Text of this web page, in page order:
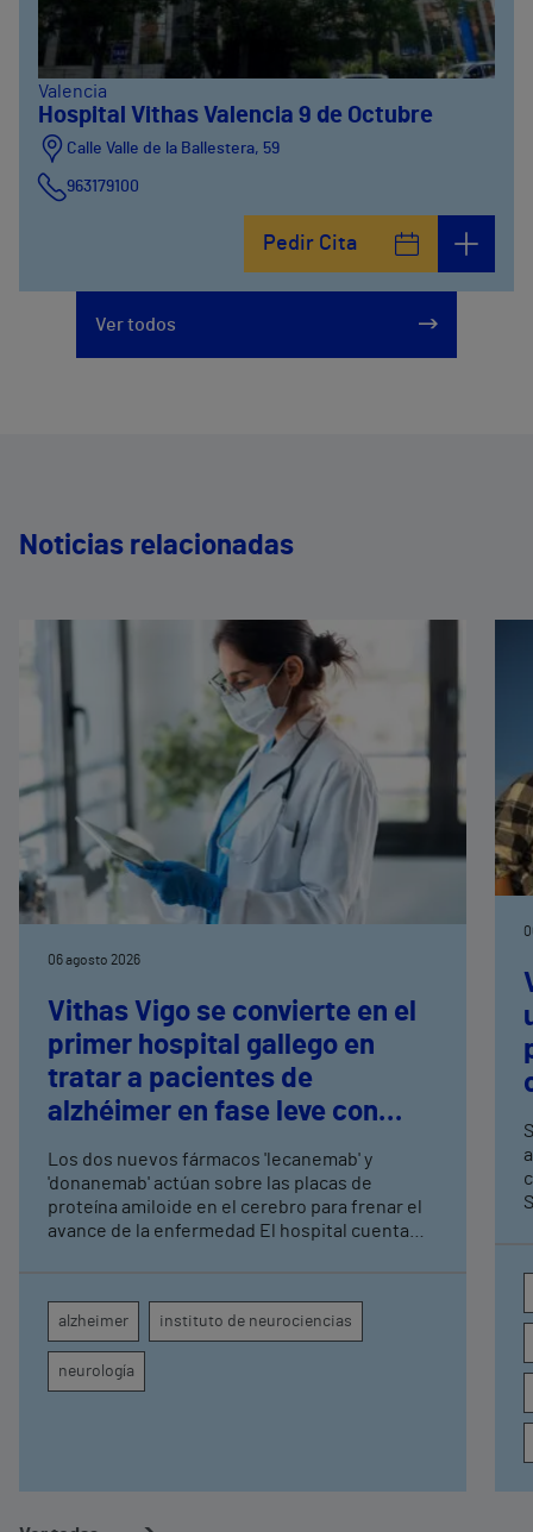
Valencia
Hospital Vithas Valencia 9 de Octubre
Calle Valle de la Ballestera, 59
963179100
Pedir Cita
Ver todos
Noticias relacionadas
06 agosto 2026
Vithas Vigo se convierte en el
primer hospital gallego en
tratar a pacientes de
alzhéimer en fase leve con
terapias antiamiloide
Los dos nuevos fármacos 'lecanemab' y
'donanemab' actúan sobre las placas de
proteína amiloide en el cerebro para frenar el
avance de la enfermedad El hospital cuenta
seguimiento clínico de cada paciente
alzheimer instituto de neurociencias
neurología